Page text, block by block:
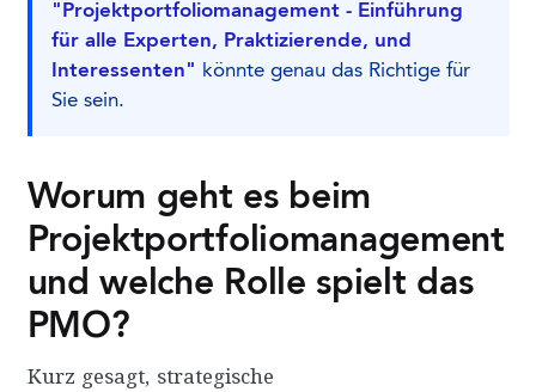
"Projektportfoliomanagement - Einführung
für alle Experten, Praktizierende, und
Interessenten" könnte genau das Richtige für
Sie sein.
Worum geht es beim
Projektportfoliomanagement
und welche Rolle spielt das
PMO?
Kurz gesagt, strategische